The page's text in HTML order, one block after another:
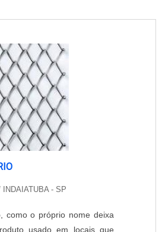
INDAIATUBA - SP
como o próprio nome deixa
usado em locais que